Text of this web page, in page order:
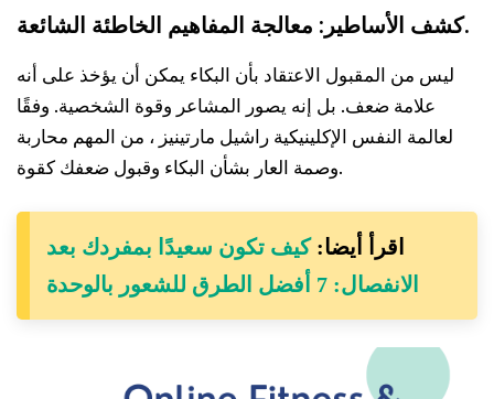
كشف الأساطير: معالجة المفاهيم الخاطئة الشائعة.
ليس من المقبول الاعتقاد بأن البكاء يمكن أن يؤخذ على أنه
علامة ضعف. بل إنه يصور المشاعر وقوة الشخصية. وفقًا
لعالمة النفس الإكلينيكية راشيل مارتينيز ، من المهم محاربة
وصمة العار بشأن البكاء وقبول ضعفك كقوة.
اقرأ أيضا:كيف تكون سعيدًا بمفردك بعد
الانفصال: 7 أفضل الطرق للشعور بالوحدة